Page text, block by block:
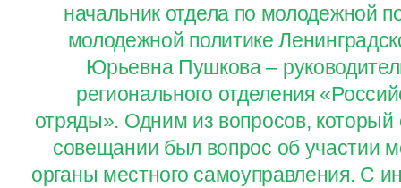
начальник отдела по молодежной
молодежной политике
Юрьевна Пушкова –
регионального отделения
отряды». Одним из вопросов,
совещании был вопрос об участии
органы местного самоуправления. С